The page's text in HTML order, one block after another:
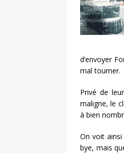
d’envoyer
mal tourner.
Privé de
maligne, le
à bien
On voit
bye, mais